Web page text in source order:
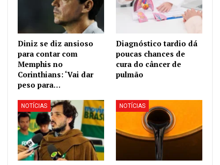
Diniz se diz ansioso
para contar com
Memphis no
Corinthians: ‘Vai dar
peso para…
Diagnóstico tardio dá
poucas chances de
cura do câncer de
pulmão
NOTÍCIAS NOTÍCIAS